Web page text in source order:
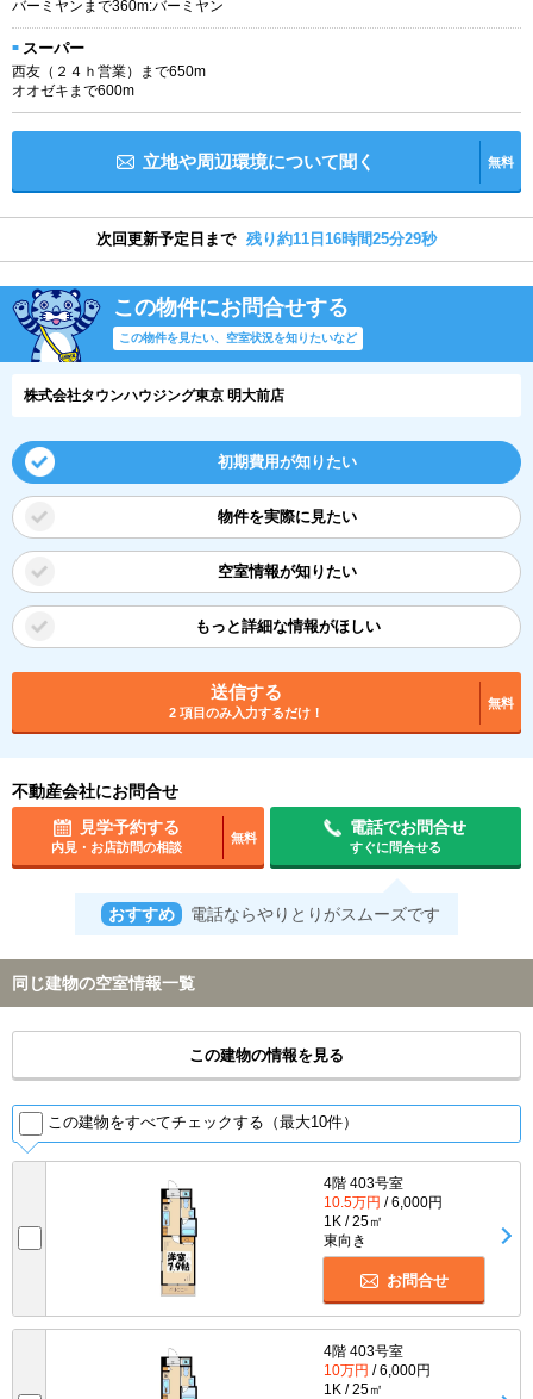
バーミヤンまで360m:バーミヤン
スーパー
西友（２４ｈ営業）まで650m
オオゼキまで600m
立地や周辺環境について聞く 無料
次回更新予定日まで 残り約11日16時間25分28秒
この物件にお問合せする
この物件を見たい、空室状況を知りたいなど
株式会社タウンハウジング東京 明大前店
初期費用が知りたい
物件を実際に見たい
空室情報が知りたい
もっと詳細な情報がほしい
送信する
2 項目のみ入力するだけ！
無料
不動産会社にお問合せ
見学予約する
内見・お店訪問の相談
無料
電話でお問合せ
すぐに問合せる
おすすめ 電話ならやりとりがスムーズです
同じ建物の空室情報一覧
この建物の情報を見る
この建物をすべてチェックする（最大10件）
4階 403号室
10.5万円 / 6,000円
1K / 25㎡
東向き
お問合せ
4階 403号室
10万円 / 6,000円
1K / 25㎡